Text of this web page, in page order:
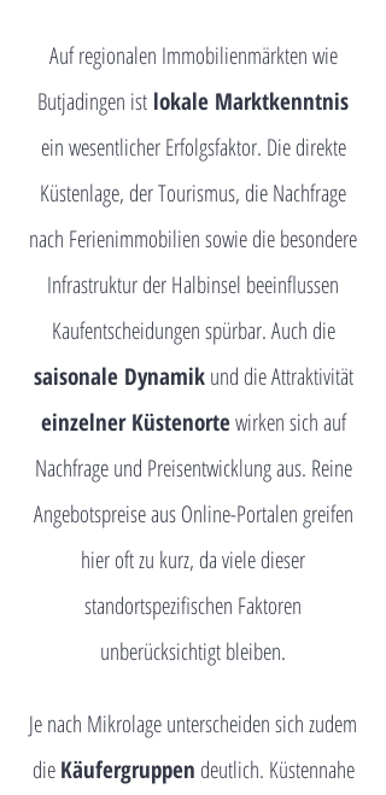
Auf regionalen Immobilienmärkten wie
Butjadingen ist lokale Marktkenntnis
ein wesentlicher Erfolgsfaktor. Die direkte
Küstenlage, der Tourismus, die Nachfrage
nach Ferienimmobilien sowie die besondere
Infrastruktur der Halbinsel beeinflussen
Kaufentscheidungen spürbar. Auch die
saisonale Dynamikund die Attraktivität
einzelner Küstenortewirken sich auf
Nachfrage und Preisentwicklung aus. Reine
Angebotspreise aus Online-Portalen greifen
hier oft zu kurz, da viele dieser
standortspezifischen Faktoren
unberücksichtigt bleiben.
Je nach Mikrolage unterscheiden sich zudem
dieKäufergruppen deutlich. Küstennahe